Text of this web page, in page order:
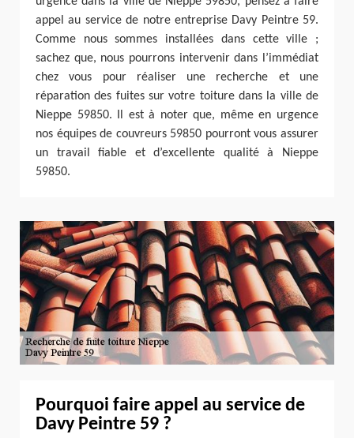
appel au service de notre entreprise Davy Peintre 59.
Comme nous sommes installées dans cette ville ;
sachez que, nous pourrons intervenir dans l’immédiat
chez vous pour réaliser une recherche et une
réparation des fuites sur votre toiture dans la ville de
Nieppe 59850. Il est à noter que, même en urgence
nos équipes de couvreurs 59850 pourront vous assurer
un travail fiable et d’excellente qualité à Nieppe
59850.
Pourquoi faire appel au service de
Davy Peintre 59 ?